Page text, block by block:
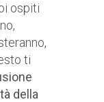
ospiti
ti
della